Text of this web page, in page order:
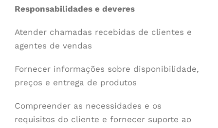
Responsabilidades e deveres
Atender chamadas recebidas de clientes e
agentes de vendas
Fornecer informações sobre disponibilidade,
preços e entrega de produtos
Compreender as necessidades e os
requisitos do cliente e fornecer suporte ao